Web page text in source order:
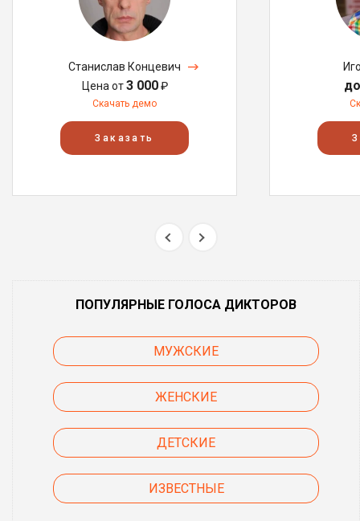
Станислав Концевич
Цена от3 000₽
Скачать демо
Заказать
ПОПУЛЯРНЫЕ ГОЛОСА ДИКТОРОВ
МУЖСКИЕ
ЖЕНСКИЕ
ДЕТСКИЕ
ИЗВЕСТНЫЕ